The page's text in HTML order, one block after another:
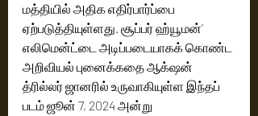
மத்தியில் அதிக எதிர்பார்ப்பை
ஏற்படுத்தியுள்ளது. சூப்பர் ஹ்யூமன்’
எலிமென்ட்டை அடிப்படையாகக் கொண்ட
அறிவியல் புனைக்கதை ஆக்‌ஷன்
த்ரில்லர் ஜானரில் உருவாகியுள்ள இந்தப்
படம் ஜூன் 7, 2024 அன்று